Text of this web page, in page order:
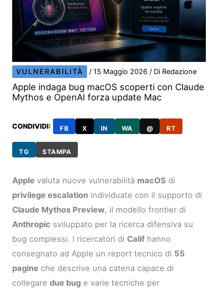
VULNERABILITÀ /15 Maggio 2026/ Di Redazione
Apple indaga bug macOS scoperti con Claude
Mythos e OpenAI forza update Mac
CONDIVIDI: FB X IN WA @ RT
TG STAMPA
Apple valuta nuove vulnerabilità macOS di
privilege escalation individuate con il supporto di
Claude Mythos Preview, il modello frontier di
Anthropic sviluppato per la ricerca difensiva su
bug complessi. I ricercatori di Calif hanno
consegnato ad Apple un report tecnico di 55
pagine che descrive una catena capace di
collegaredue bug e varie tecniche per